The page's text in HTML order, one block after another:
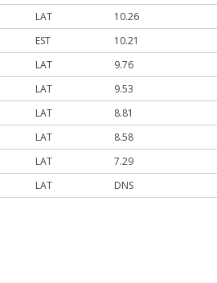
LAT 10.26
EST 10.21
LAT 9.76
LAT 9.53
LAT 8.81
LAT 8.58
LAT 7.29
LAT DNS